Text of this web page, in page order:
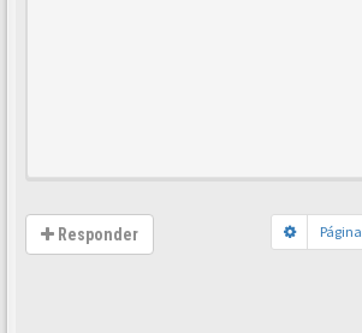
Responder Página